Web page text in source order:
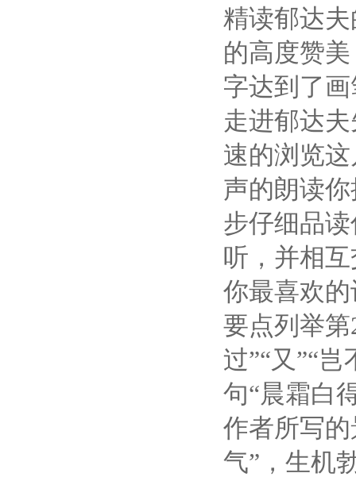
精读郁达
的高度赞
字达到了
走进郁达
速的浏览
声的朗读
步仔细品
听，并相
你最喜欢
要点列举第
过”“又 ”“岂
句“晨霜白
作者所写
气” ，生机